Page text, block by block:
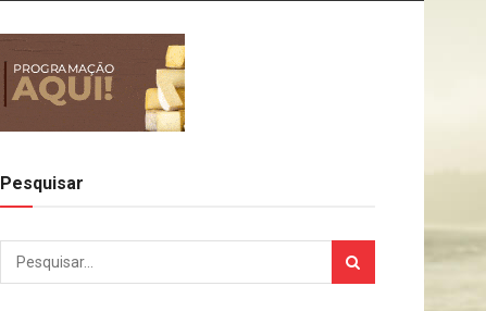
Pesquisar